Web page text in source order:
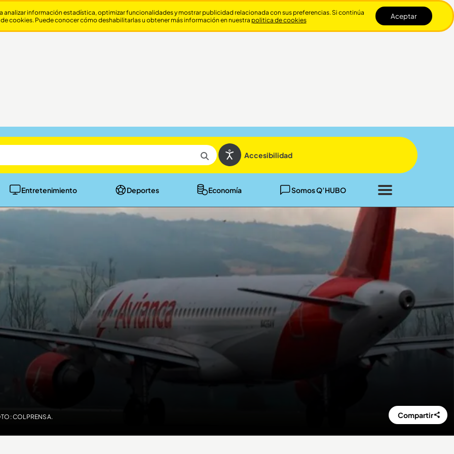
Accesibilidad
Entretenimiento Deportes Economía Somos Q’HUBO
Cerrar
COLPRENSA. Compartir
información estadística, optimizar funcionalidades y mostrar publicidad relacionada con sus preferencias. Si continúa
cookies. Puede conocer cómo deshabilitarlas u obtener más información en nuestra politica de cookies Aceptar